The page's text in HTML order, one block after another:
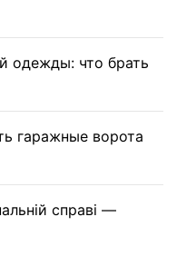
одежды: что брать
гаражные ворота
справі —